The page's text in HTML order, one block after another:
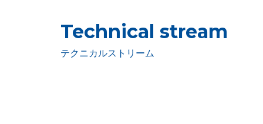
Technical stream
テクニカルストリーム